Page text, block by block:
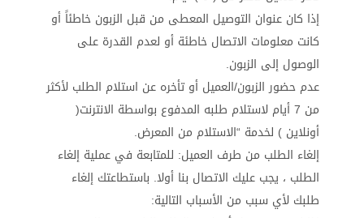
إذا كان عنوان التوصيل المعطى من قبل الزبون خاطئاً أو
كانت معلومات الاتصال خاطئة أو لعدم القدرة على
الوصول إلى الزبون.
عدم حضور الزبون/العميل أو تأخره عن استلام الطلب لأكثر
من 7 أيام لاستلام طلبه المدفوع بواسطة الانترنت(
أونلاين ) لخدمة “الاستلام من المعرض.
إلغاء الطلب من طرف العميل: للمتابعة في عملية إلغاء
الطلب ، يجب عليك الاتصال بنا أولا. باستطاعتك إلغاء
طلبك لأي سبب من الأسباب التالية: